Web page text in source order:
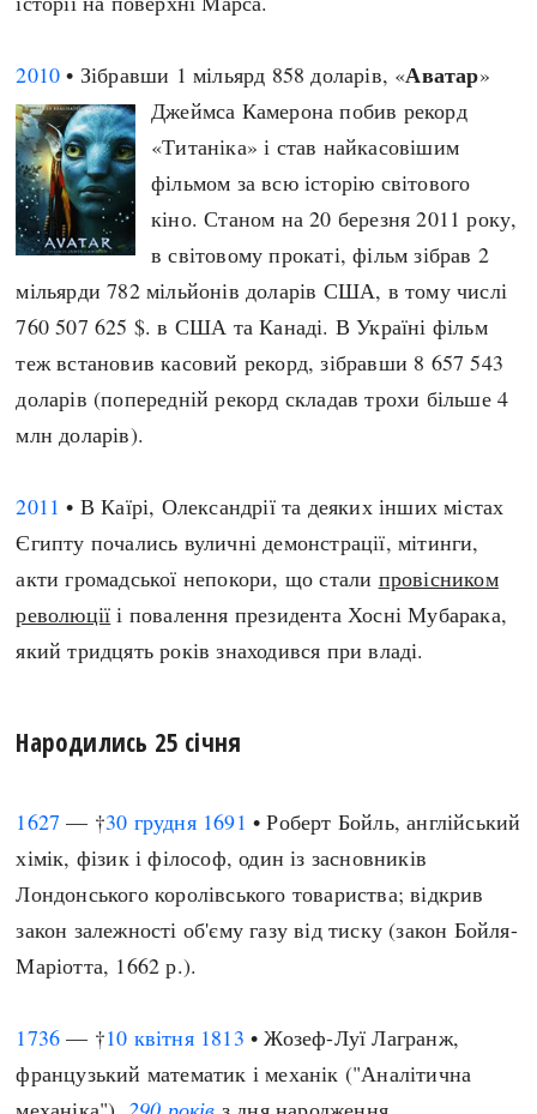
2010 • Зібравши 1 мільярд 858 доларів, «Аватар»
Джеймса Камерона побив рекорд
«Титаніка» і став найкасовішим
фільмом за всю історію світового
кіно. Станом на 20 березня 2011 року,
в світовому прокаті, фільм зібрав 2
мільярди 782 мільйонів доларів США, в тому числі
760 507 625 $. в США та Канаді. В Україні фільм
теж встановив касовий рекорд, зібравши 8 657 543
доларів (попередній рекорд складав трохи більше 4
млн доларів).
2011 • В Каїрі, Олександрії та деяких інших містах
Єгипту почались вуличні демонстрації, мітинги,
акти громадської непокори, що стали провісником
революції і повалення президента Хосні Мубарака,
який тридцять років знаходився при владі.
Народились 25 січня
1627 — †30 грудня 1691 • Роберт Бойль, англійський
хімік, фізик і філософ, один із засновників
Лондонського королівського товариства; відкрив
закон залежності об'єму газу від тиску (закон Бойля-
Маріотта, 1662 р.).
1736 — †10 квітня 1813 • Жозеф-Луї Лагранж,
французький математик і механік ("Аналітична